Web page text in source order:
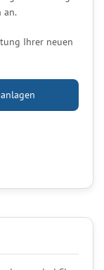
an.
Ihrer neuen